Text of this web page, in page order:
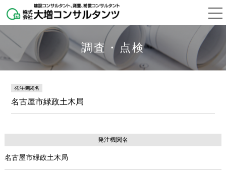
調査・点検
発注機関名
名古屋市緑政土木局
発注機関名
名古屋市緑政土木局